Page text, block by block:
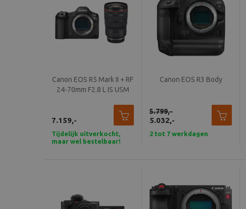
Canon EOS R5 Mark II + RF
24-70mm F2.8 L IS USM
7.159,-
Tijdelijk uitverkocht,
maar wel bestelbaar!
Canon EOS R3 Body
5.032,-
5.799,-
2 tot 7 werkdagen